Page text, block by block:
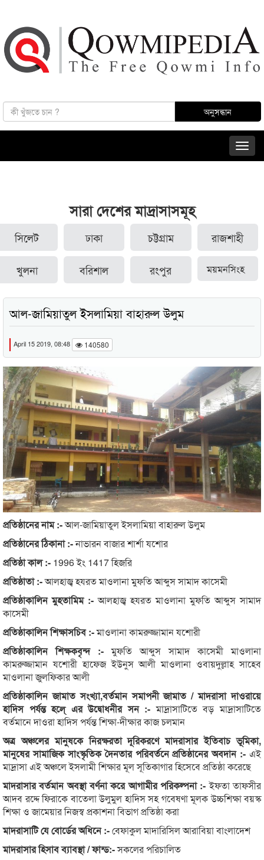
সারা দেশের মাদ্রাসাসমূহ
সিলেট ঢাকা চট্টগ্রাম রাজশাহী
খুলনা বরিশাল রংপুর ময়মনসিংহ
আল-জামিয়াতুল ইসলামিয়া বাহারুল উলুম
April 15 2019, 08:48 140580
প্রতিষ্ঠানের নাম :-আল-জামিয়াতুল ইসলামিয়া বাহারুল উলুম
প্রতিষ্ঠানের ঠিকানা :-নাভারন বাজার শার্শা যশোর
প্রতিষ্ঠা কাল :- 1996 ইং 1417 হিজরি
প্রতিষ্ঠাতা :-আলহাজ্ব হযরত মাওলানা মুফতি আব্দুস সামাদ কাসেমী
প্রতিষ্ঠাকালিন মুহতামিম :-আলহাজ্ব হযরত মাওলানা মুফতি আব্দুস সামাদ
কাসেমী
প্রতিষ্ঠাকালিন শিক্ষাসচিব :-মাওলানা কামরুজ্জামান যশোরী
প্রতিষ্ঠাকালিন শিক্ষকবৃন্দ :-মুফতি আব্দুস সামাদ কাসেমী মাওলানা
কামরুজ্জামান যশোরী হাফেজ ইউনুস আলী মাওলানা ওবায়দুল্লাহ সাহেব
মাওলানা জুলফিকার আলী
প্রতিষ্ঠাকালিন জামাত সংখ্যা,বর্তমান সমাপনী জামাত / মাদরাসা দাওরায়ে
হাদিস পর্যন্ত হলে্ এর উদ্বোধনীর সন :-মাদ্রাসাটিতে বড় মাদ্রাসাটিতে
বর্তমানে দাওরা হাদিস পর্যন্ত শিক্ষা-দীক্ষার কাজ চলমান
অত্র অঞ্চলের মানুষকে নিরক্ষরতা দূরিকরণে মাদরাসার ইতিবাচ ভূমিকা,
মানুষের সামাজিক সাংস্কৃতিক দৈনতার পরিবর্তনে প্রতিষ্ঠানের অবদান :- এই
মাদ্রাসা এই অঞ্চলে ইসলামী শিক্ষার মূল সূতিকাগার হিসেবে প্রতিষ্ঠা করেছে
মাদরাসার বর্তমান অবস্থা বর্ণনা করে আগামীর পরিকল্পনা :-ইফতা তাফসীর
আদব রদ্দে ফিরাকে বাতেলা উলুমুল হাদিস সহ গবেষণা মূলক উচ্চশিক্ষা বয়স্ক
শিক্ষা ও জামেয়ার নিজস্ব প্রকাশনা বিভাগ প্রতিষ্ঠা করা
মাদরাসাটি যে বোর্ডের অধিনে :-বেফাকুল মাদারিসিল আরাবিয়া বাংলাদেশ
মাদরাসার হিসাব ব্যাবস্থা / ফান্ড:-সকলের পরিচালিত